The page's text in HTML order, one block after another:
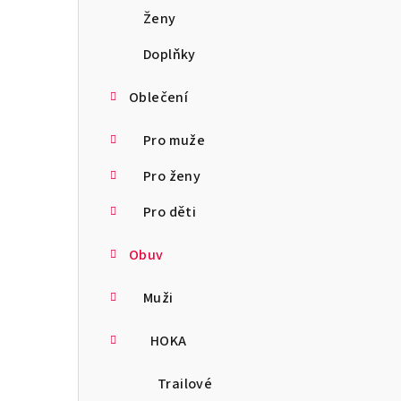
Ženy
Doplňky
Oblečení
Pro muže
Pro ženy
Pro děti
Obuv
Muži
HOKA
Trailové